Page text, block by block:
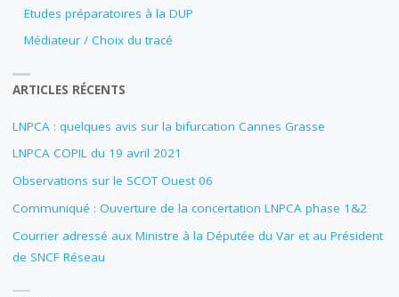
Etudes préparatoires à la DUP
Médiateur / Choix du tracé
ARTICLES RÉCENTS
LNPCA : quelques avis sur la bifurcation Cannes Grasse
LNPCA COPIL du 19 avril 2021
Observations sur le SCOT Ouest 06
Communiqué : Ouverture de la concertation LNPCA phase 1&2
Courrier adressé aux Ministre à la Députée du Var et au Président
de SNCF Réseau